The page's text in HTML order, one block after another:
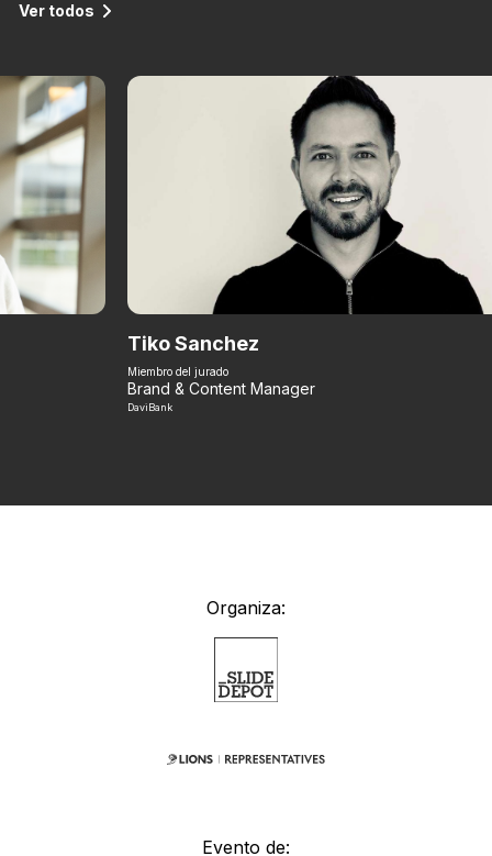
Ver todos
Tiko Sanchez
Miembro del jurado
Brand & Content Manager
DaviBank
Organiza:
Evento de: